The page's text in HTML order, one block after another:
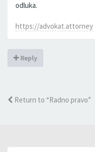
odluka.
https://advokat.attorney
Reply
Return to “Radno pravo”